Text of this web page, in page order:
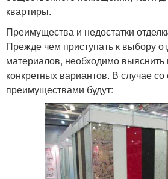
квартиры.
Преимущества и недостатки
Прежде чем приступать к выбору
материалов, необходимо
конкретных вариантов. В случае
преимуществами будут: